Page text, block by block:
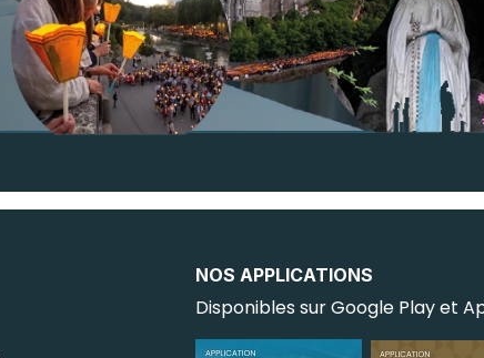
NOS APPLICATIONS
Disponibles sur Google Play et